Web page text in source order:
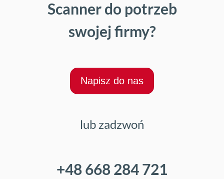
Scanner do potrzeb
swojej firmy?
Napisz do nas
lub zadzwoń
+48 668 284 721